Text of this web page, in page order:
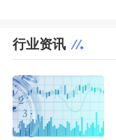
行业资讯